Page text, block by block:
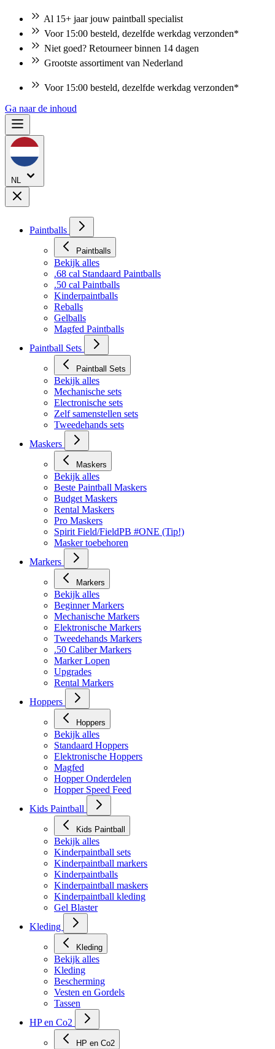
Al 15+ jaar jouw paintball specialist
Voor 15:00 besteld, dezelfde werkdag verzonden*
Niet goed? Retourneer binnen 14 dagen
Grootste assortiment van Nederland
Voor 15:00 besteld, dezelfde werkdag verzonden*
Ga naar de inhoud
NL
Paintballs
Paintballs
Bekijk alles
.68 cal Standaard Paintballs
.50 cal Paintballs
Kinderpaintballs
Reballs
Gelballs
Magfed Paintballs
Paintball Sets
Paintball Sets
Bekijk alles
Mechanische sets
Electronische sets
Zelf samenstellen sets
Tweedehands sets
Maskers
Maskers
Bekijk alles
Beste Paintball Maskers
Budget Maskers
Rental Maskers
Pro Maskers
Spirit Field/FieldPB #ONE (Tip!)
Masker toebehoren
Markers
Markers
Bekijk alles
Beginner Markers
Mechanische Markers
Elektronische Markers
Tweedehands Markers
.50 Caliber Markers
Marker Lopen
Upgrades
Rental Markers
Hoppers
Hoppers
Bekijk alles
Standaard Hoppers
Elektronische Hoppers
Magfed
Hopper Onderdelen
Hopper Speed Feed
Kids Paintball
Kids Paintball
Bekijk alles
Kinderpaintball sets
Kinderpaintball markers
Kinderpaintballs
Kinderpaintball maskers
Kinderpaintball kleding
Gel Blaster
Kleding
Kleding
Bekijk alles
Kleding
Bescherming
Vesten en Gordels
Tassen
HP en Co2
HP en Co2